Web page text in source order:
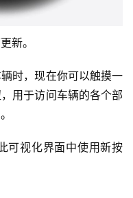
新。
时，现在你可以触摸一
用于访问车辆的各个部
可视化界面中使用新按